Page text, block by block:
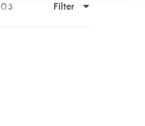
03 Filter